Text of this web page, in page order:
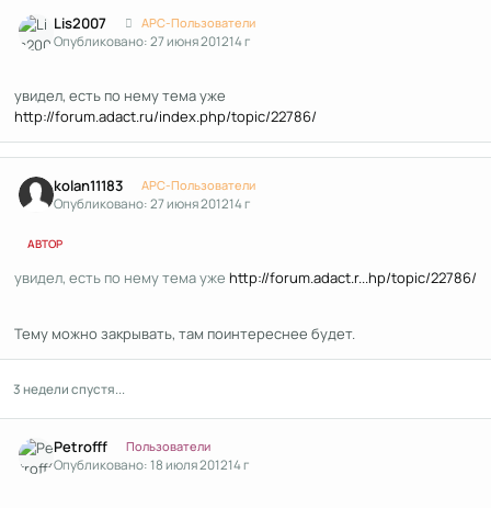
Lis2007 APC-Пользователи
Опубликовано:27 июня 201214 г
увидел, есть по нему тема уже
http://forum.adact.ru/index.php/topic/22786/
kolan11183 APC-Пользователи
Опубликовано:27 июня 201214 г
АВТОР
увидел, есть по нему тема уже http://forum.adact.r...hp/topic/22786/
Тему можно закрывать, там поинтереснее будет.
3 недели спустя...
Petrofff Пользователи
Опубликовано:18 июля 201214 г